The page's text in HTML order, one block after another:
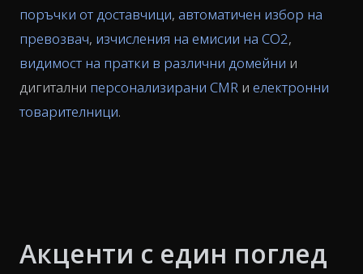
поръчки от доставчици, автоматичен избор на
превозвач, изчисления на емисии на CO2,
видимост на пратки в различни домейни и
дигитални персонализирани CMR и електронни
товарителници.
Акценти с един поглед